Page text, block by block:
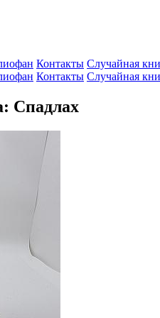
Контакты Случайная
Контакты Случайная
Спадлах